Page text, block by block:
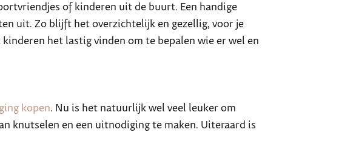
of kinderen uit de buurt. Een handige
uit. Zo blijft het overzichtelijk en gezellig, voor je
het lastig vinden om te bepalen wie er wel en
kopen. Nu is het natuurlijk wel veel leuker om
knutselen en een uitnodiging te maken. Uiteraard is